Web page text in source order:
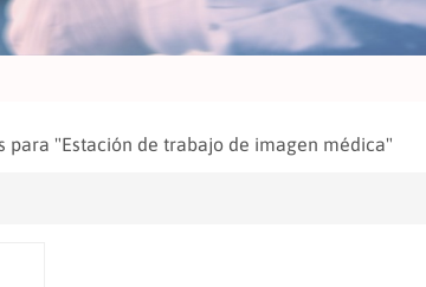
para "Estación de trabajo de imagen médica"